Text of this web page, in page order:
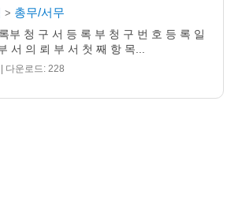
> 총무/서무
부 청 구 서 등 록 부 청 구 번 호 등 록 일
서 의 뢰 부 서 첫 째 항 목...
다운로드: 228